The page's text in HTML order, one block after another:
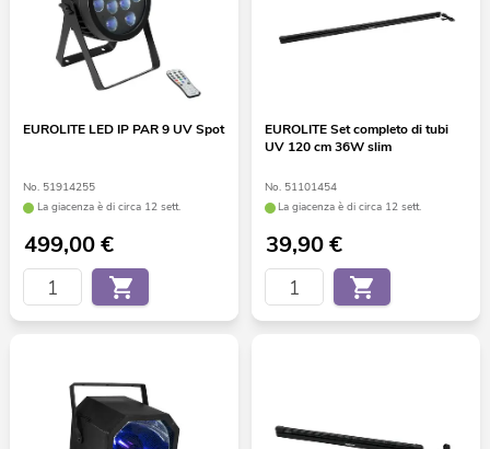
EUROLITE LED IP PAR 9 UV Spot
No. 51914255
La giacenza è di circa 12 sett.
499,00€
EUROLITE Set completo di tubi
UV 120 cm 36W slim
No. 51101454
La giacenza è di circa 12 sett.
39,90€